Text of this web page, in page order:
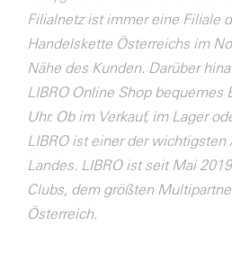
WK UBIT
Zühlke
Media
Filialnetz ist immer eine Filiale
Handelskette Österreichs im
Nähe des Kunden. Darüber
LIBRO Online Shop bequemes
Uhr. Ob im Verkauf, im Lager
LIBRO ist einer der wichtigsten
Landes. LIBRO ist seit Mai
Clubs, dem größten
Österreich.